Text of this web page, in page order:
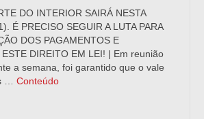
DO INTERIOR SAIRÁ NESTA
É PRECISO SEGUIR A LUTA PARA
DOS PAGAMENTOS E
DIREITO EM LEI! | Em reunião
a semana, foi garantido que o vale
… Conteúdo